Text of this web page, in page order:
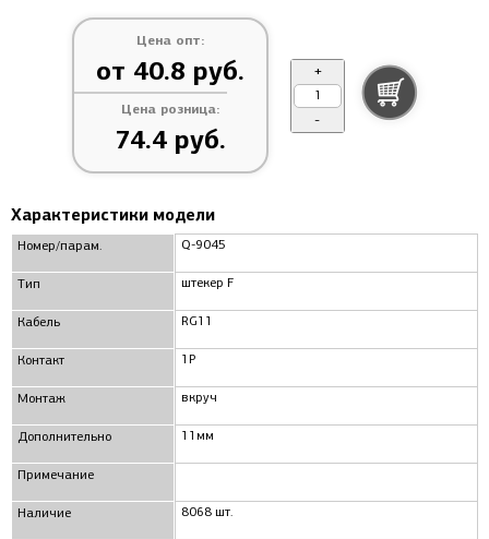
Цена опт:
от 40.8 руб.
Цена розница:
74.4 руб.
+
-
Характеристики модели
Номер/парам.
Тип
Кабель
Контакт
Монтаж
Дополнительно
Примечание
Наличие
Q-9045
штекер F
RG11
1P
вкруч
11мм
8068 шт.